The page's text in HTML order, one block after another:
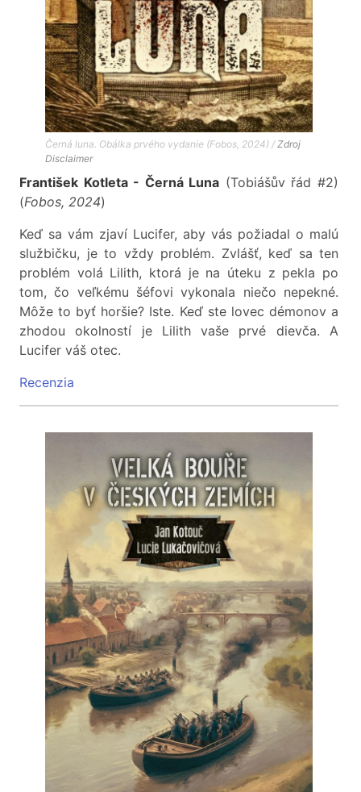
Černá luna. Obálka prvého vydanie (Fobos, 2024) / Zdroj
Disclaimer
František Kotleta - Černá Luna (Tobiášův řád #2)
(Fobos, 2024)
Keď sa vám zjaví Lucifer, aby vás požiadal o malú
službičku, je to vždy problém. Zvlášť, keď sa ten
problém volá Lilith, ktorá je na úteku z pekla po
tom, čo veľkému šéfovi vykonala niečo nepekné.
Môže to byť horšie? Iste. Keď ste lovec démonov a
zhodou okolností je Lilith vaše prvé dievča. A
Lucifer váš otec.
Recenzia